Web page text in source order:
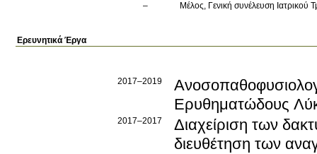
Μέλος, Γενική συνέλευση Ιατρικού
Ερευνητικά Έργα
2017–2019
Ερυθηματώδους
2017–2017
Διαχείριση των
διευθέτηση των